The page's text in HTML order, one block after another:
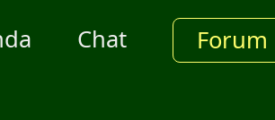
Chat Forum